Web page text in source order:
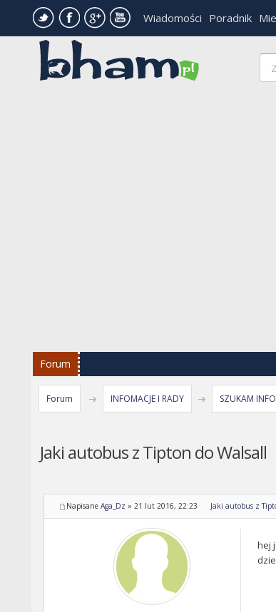
Wiadomości Poradnik
Forum
Forum INFOMACJE I RADY SZUKAM
Jaki autobus z Tipton do Walsall
Napisane Aga_Dz » 21 lut 2016, 22:23 Jaki autobus z
hej